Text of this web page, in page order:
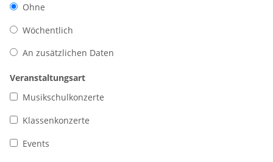
Ohne
Wöchentlich
An zusätzlichen Daten
Veranstaltungsart
Musikschulkonzerte
Klassenkonzerte
Events